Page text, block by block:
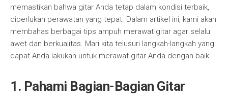
memastikan bahwa gitar Anda tetap dalam kondisi terbaik,
diperlukan perawatan yang tepat. Dalam artikel ini, kami akan
membahas berbagai tips ampuh merawat gitar agar selalu
awet dan berkualitas. Mari kita telusuri langkah-langkah yang
dapat Anda lakukan untuk merawat gitar Anda dengan baik.
1. Pahami Bagian-Bagian Gitar